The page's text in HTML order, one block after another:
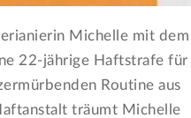
Michelle mit dem
22-jährige Haftstrafe für
Routine aus
träumt Michelle